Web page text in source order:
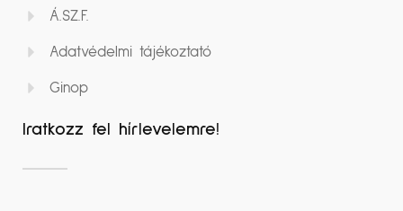
Á.SZ.F.
Adatvédelmi tájékoztató
Ginop
Iratkozz fel hírlevelemre!